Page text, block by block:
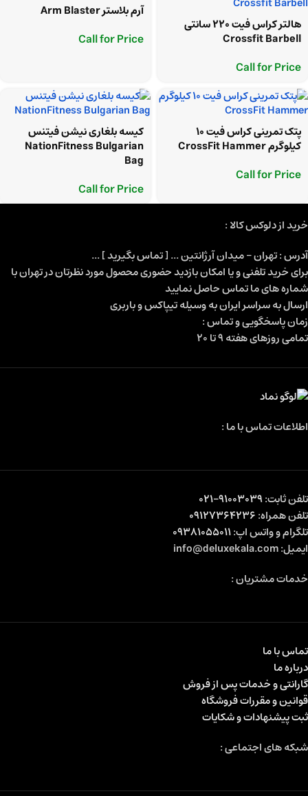
هالتر کراس فیت 220 سانتی
Crossfit Barbell
Call for Price
آرم بلاستر Arm Blaster
Call for Price
پتک تمرینی کراس فیت 10
کیلوگرم CrossFit Hammer
Call for Price
کیسه بلغاری نیشن فیتنس
NationFitness Bulgarian
Bag
Call for Price
خرید از دلوکس کالا :
آدرس : تهران - میدان آرژانتین ... [ تماس بگیرید ] ...
برای خرید تلفنی و یا امکان بازدید حضوری محصول مورد نظرتان در تهران با
شماره های ما تماس حاصل نمایید
ارسال به سراسر ایران به وسیله تیپاکس و باربری
زمان پاسخگویی و تماس :
تمامی روزهای هفته 9 تا 20
اطلاعات تماس با ما :
تلفن ثابت:91003039-021
تلفن همراه:09127364236
تلگرام و واتس اپ:09381055011
ایمیل: info@deluxekala.com
خدمات مشتریان :
تماس با ما
درباره ما
گارانتی و خدمات پس از فروش
قوانین و مقررات فروشگاه
ثبت پیشنهادات و شکایات
شبکه های اجتماعی :